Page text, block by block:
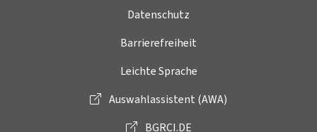
Datenschutz
Barrierefreiheit
Leichte Sprache
Auswahlassistent (AWA)
BGRCI.DE